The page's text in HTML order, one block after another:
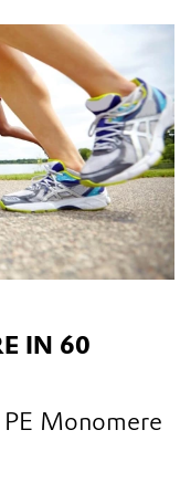
IN 60
Monomere